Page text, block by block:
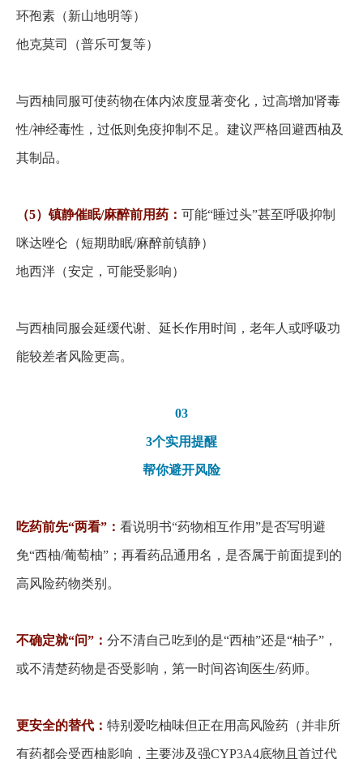
环孢素（新山地明等）
他克莫司（普乐可复等）
与西柚同服可使药物在体内浓度显著变化，过高增加肾毒
性/神经毒性，过低则免疫抑制不足。建议严格回避西柚及
其制品。
（5）镇静催眠/麻醉前用药： 可能“睡过头”甚至呼吸抑制
咪达唑仑（短期助眠/麻醉前镇静）
地西泮（安定，可能受影响）
与西柚同服会延缓代谢、延长作用时间，老年人或呼吸功
能较差者风险更高。
03
3个实用提醒
帮你避开风险
吃药前先“两看”： 看说明书“药物相互作用”是否写明避
免“西柚/葡萄柚”；再看药品通用名，是否属于前面提到的
高风险药物类别。
不确定就“问”： 分不清自己吃到的是“西柚”还是“柚子”，
或不清楚药物是否受影响，第一时间咨询医生/药师。
更安全的替代： 特别爱吃柚味但正在用高风险药（并非所
有药都会受西柚影响，主要涉及强CYP3A4底物且首过代